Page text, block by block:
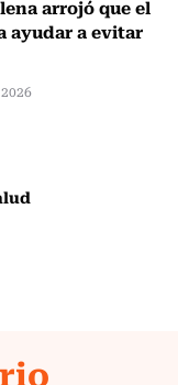
arrojó que el
ayudar a evitar